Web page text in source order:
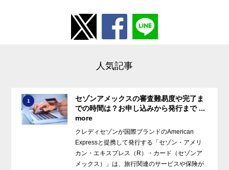
人気記事
1
セゾンアメックスの審査難易度や完了ま
での時間は？お申し込みから発行まで ...
more
クレディセゾンが国際ブランドのAmerican
Expressと提携して発行する「セゾン・アメリ
カン・エキスプレス（R）・カード（セゾンア
メックス）」は、旅行関連のサービスや保険が